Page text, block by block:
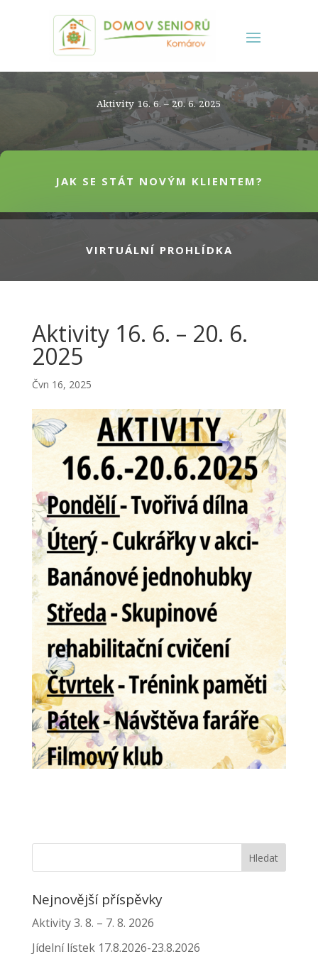
Aktivity 16. 6. – 20. 6. 2025
JAK SE STÁT NOVÝM KLIENTEM?
VIRTUÁLNÍ PROHLÍDKA
Aktivity 16. 6. – 20. 6.
2025
Čvn 16, 2025
Nejnovější příspěvky
Aktivity 3. 8. – 7. 8. 2026
Jídelní lístek 17.8.2026-23.8.2026